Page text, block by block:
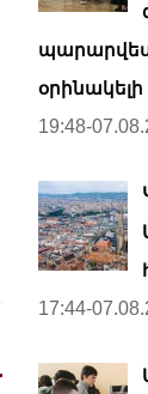
19:48-
17:44-